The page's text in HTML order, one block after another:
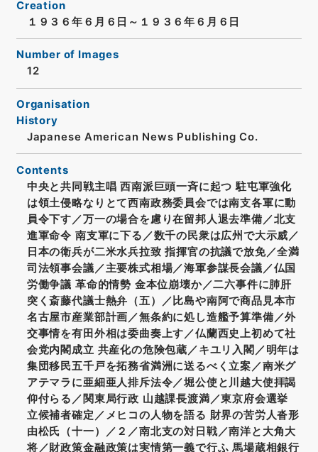
Creation
１９３６年６月６日～１９３６年６月６日
Number of Images
12
Organisation
History
Japanese American News Publishing Co.
Contents
中央と共同戦主唱 西南派巨頭一斉に起つ 駐屯軍強化
は領土侵略なりとて西南政務委員会では南支各軍に動
員令下す／万一の場合を慮り在留邦人退去準備／北支
進軍命令 南支軍に下る／数千の民衆は広州で大示威／
日本の衛兵が二米水兵拉致 指揮官の抗議で放免／全満
司法領事会議／主要株式相場／海軍参謀長会議／仏国
労働争議 革命的情勢 金本位崩壊か／二六事件に肺肝
突く斎藤代議士熱弁（五）／比島や南阿で商品見本市
名古屋市産業部計画／無条約に処し造艦予算準備／外
交事情を有田外相は委曲奏上す／仏蘭西史上初めて社
会党内閣成立 共産化の危険包蔵／キユリ入閣／明年は
集団移民五千戸を拓務省満洲に送るべく立案／南米グ
アテマラに亜細亜人排斥法令／堀公使と川越大使拝謁
仰付らる／関東局行政 山越課長渡満／東京府会選挙
立候補者確定／メヒコの人物を語る 財界の苦労人沓形
由松氏（十一）／２／南北支の対日戦／南洋と大角大
将／財政策金融政策は実情第一義で行ふ 馬場蔵相銀行